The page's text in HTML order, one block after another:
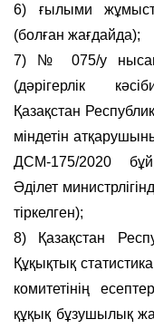
6) ғылыми
(болған жағдайда);
7) № 075/у
(дәрігерлік
Қазақстан
міндетін
ДСМ-175/2020
Әділет
тіркелген);
8) Қазақстан
Құқықтық
комитетінің
құқық бұзушылық